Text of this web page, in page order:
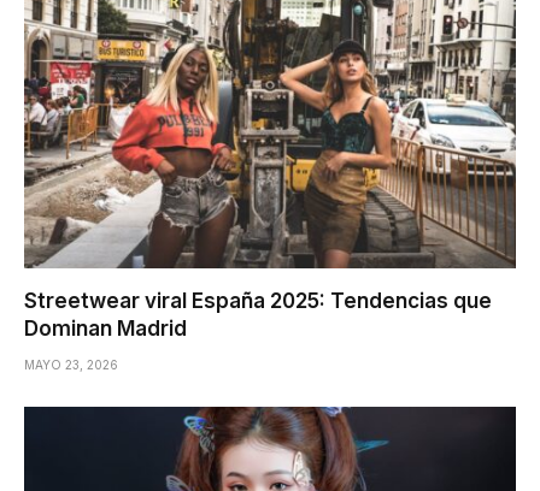
Streetwear viral España 2025: Tendencias que
Dominan Madrid
MAYO 23, 2026